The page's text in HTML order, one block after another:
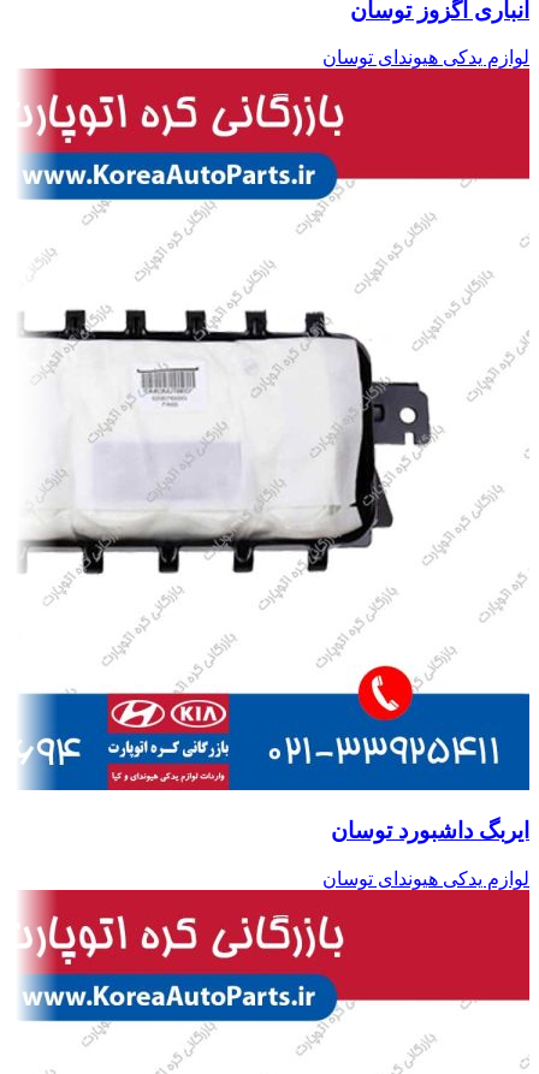
انباری اگزوز توسان
لوازم یدکی هیوندای توسان
ایربگ داشبورد توسان
لوازم یدکی هیوندای توسان